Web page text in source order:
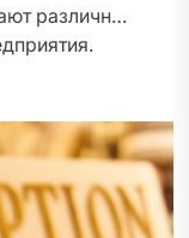
различные